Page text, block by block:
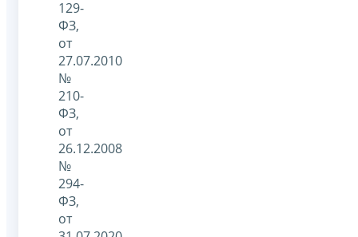
129-
ФЗ,
от
27.07.2010
№
210-
ФЗ,
от
26.12.2008
№
294-
ФЗ,
от